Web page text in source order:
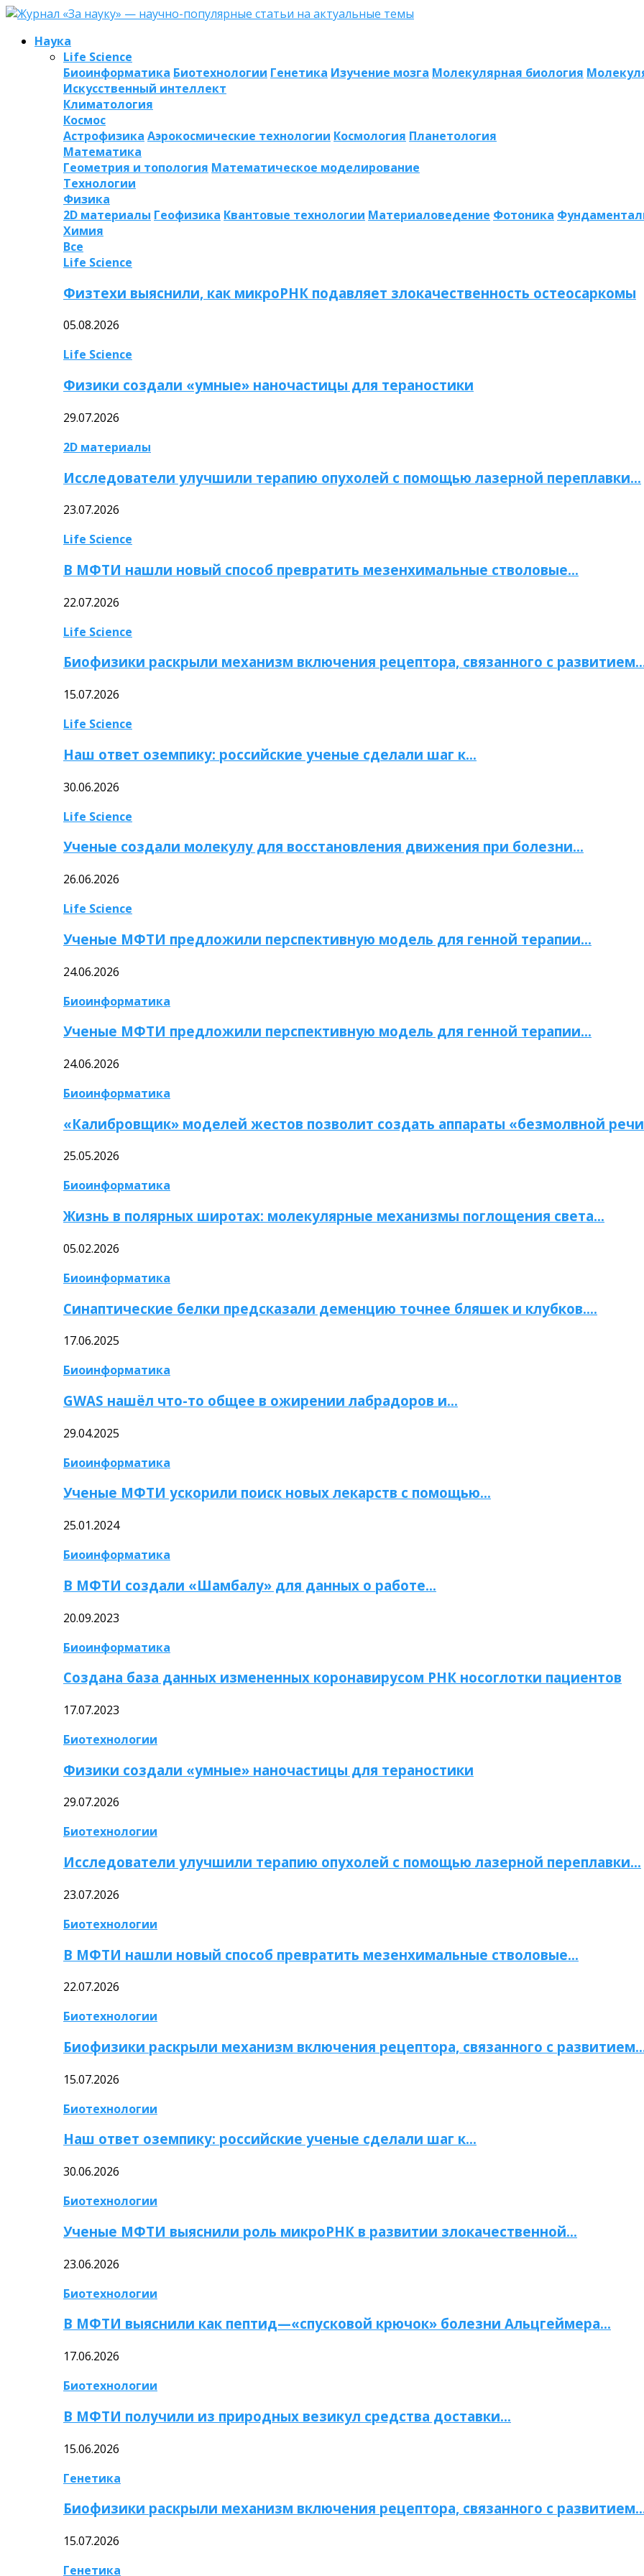
Наука
Life Science
Биоинформатика Биотехнологии Генетика Изучение мозга Молекулярная биология
Искусственный интеллект
Климатология
Космос
Астрофизика Аэрокосмические технологии Космология Планетология
Математика
Геометрия и топология Математическое моделирование
Технологии
Физика
2D материалы Геофизика Квантовые технологии Материаловедение Фотоника
Химия
Все
Life Science
Физтехи выяснили, как микроРНК подавляет злокачественность остеосаркомы
05.08.2026
Life Science
Физики создали «умные» наночастицы для тераностики
29.07.2026
2D материалы
Исследователи улучшили терапию опухолей с помощью лазерной переплавки…
23.07.2026
Life Science
В МФТИ нашли новый способ превратить мезенхимальные стволовые…
22.07.2026
Life Science
Биофизики раскрыли механизм включения рецептора, связанного с
15.07.2026
Life Science
Наш ответ оземпику: российские ученые сделали шаг к…
30.06.2026
Life Science
Ученые создали молекулу для восстановления движения при болезни…
26.06.2026
Life Science
Ученые МФТИ предложили перспективную модель для генной терапии…
24.06.2026
Биоинформатика
Ученые МФТИ предложили перспективную модель для генной терапии…
24.06.2026
Биоинформатика
«Калибровщик» моделей жестов позволит создать аппараты «безмолвной
25.05.2026
Биоинформатика
Жизнь в полярных широтах: молекулярные механизмы поглощения света…
05.02.2026
Биоинформатика
Синаптические белки предсказали деменцию точнее бляшек и клубков….
17.06.2025
Биоинформатика
GWAS нашёл что-то общее в ожирении лабрадоров и…
29.04.2025
Биоинформатика
Ученые МФТИ ускорили поиск новых лекарств с помощью…
25.01.2024
Биоинформатика
В МФТИ создали «Шамбалу» для данных о работе…
20.09.2023
Биоинформатика
Создана база данных измененных коронавирусом РНК носоглотки пациентов
17.07.2023
Биотехнологии
Физики создали «умные» наночастицы для тераностики
29.07.2026
Биотехнологии
Исследователи улучшили терапию опухолей с помощью лазерной переплавки…
23.07.2026
Биотехнологии
В МФТИ нашли новый способ превратить мезенхимальные стволовые…
22.07.2026
Биотехнологии
Биофизики раскрыли механизм включения рецептора, связанного с
15.07.2026
Биотехнологии
Наш ответ оземпику: российские ученые сделали шаг к…
30.06.2026
Биотехнологии
Ученые МФТИ выяснили роль микроРНК в развитии злокачественной…
23.06.2026
Биотехнологии
В МФТИ выяснили как пептид—«спусковой крючок» болезни Альцгеймера…
17.06.2026
Биотехнологии
В МФТИ получили из природных везикул средства доставки…
15.06.2026
Генетика
Биофизики раскрыли механизм включения рецептора, связанного с
15.07.2026
Генетика